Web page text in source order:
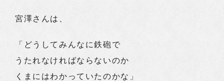
宮澤さんは、
「どうしてみんなに鉄砲で
うたれなければならないのか
くまにはわかっていたのかな」